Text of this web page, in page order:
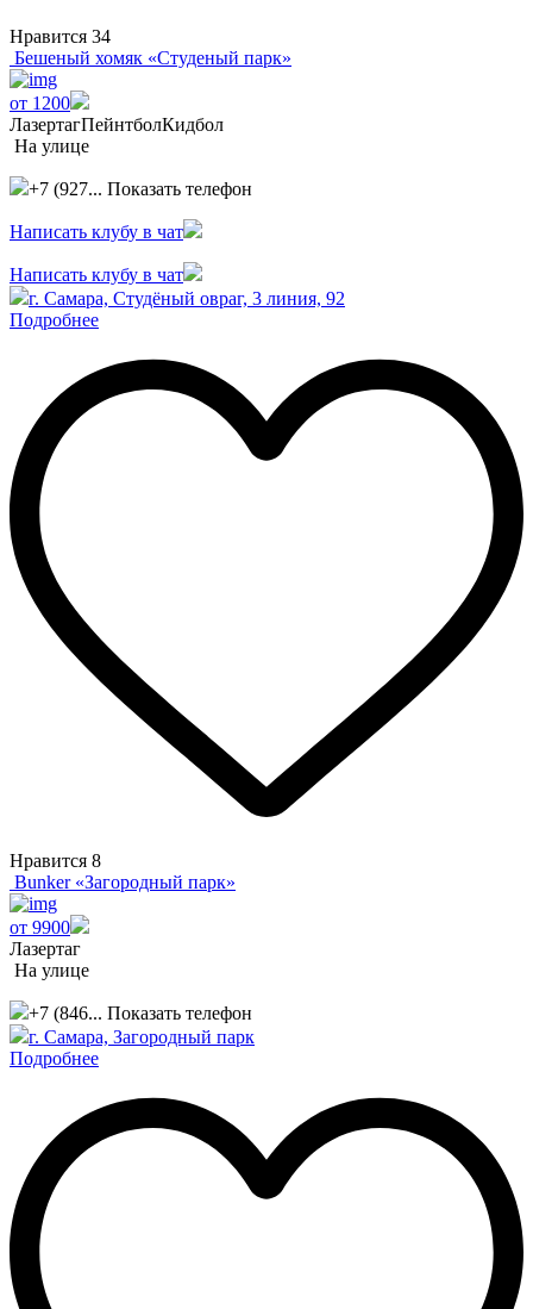
Нравится 34
Бешеный хомяк «Студеный парк»
от 1200
ЛазертагПейнтболКидбол
На улице
+7 (927... Показать телефон
Написать клубу в чат
Написать клубу в чат
г. Самара, Студёный овраг, 3 линия, 92
Подробнее
Нравится 8
Bunker «Загородный парк»
от 9900
Лазертаг
На улице
+7 (846... Показать телефон
г. Самара, Загородный парк
Подробнее